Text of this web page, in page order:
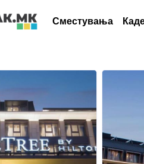
Сместувања